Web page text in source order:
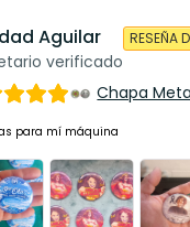
Aguilar
verificado
RESEÑA
Chapa
para mí máquina